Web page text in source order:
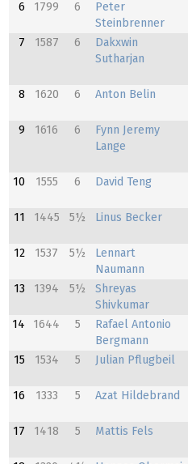
6 1799 6
Peter
Steinbrenner
7 1587 6
Dakxwin
Sutharjan
8 1620 6 Anton Belin
9 1616 6
Fynn Jeremy
Lange
10 1555 6 David Teng
11 1445 5½ Linus Becker
12 1537 5½
Lennart
Naumann
13 1394 5½
Shreyas
Shivkumar
14 1644 5
Rafael Antonio
Bergmann
15 1534 5 Julian Pflugbeil
16 1333 5 Azat Hildebrand
17 1418 5 Mattis Fels